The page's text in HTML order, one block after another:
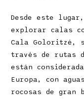
Desde este
explorar calas
Cala Goloritzé,
través de rutas
están
Europa, con
rocosas de gran